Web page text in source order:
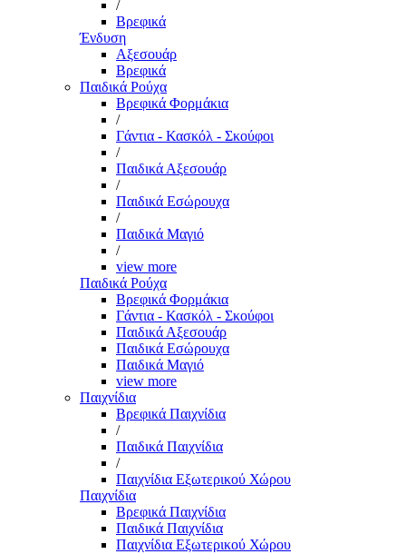
/
Βρεφικά
Ένδυση
Αξεσουάρ
Βρεφικά
Παιδικά Ρούχα
Βρεφικά Φορμάκια
/
Γάντια - Κασκόλ - Σκούφοι
/
Παιδικά Αξεσουάρ
/
Παιδικά Εσώρουχα
/
Παιδικά Μαγιό
/
view more
Παιδικά Ρούχα
Βρεφικά Φορμάκια
Γάντια - Κασκόλ - Σκούφοι
Παιδικά Αξεσουάρ
Παιδικά Εσώρουχα
Παιδικά Μαγιό
view more
Παιχνίδια
Βρεφικά Παιχνίδια
/
Παιδικά Παιχνίδια
/
Παιχνίδια Εξωτερικού Χώρου
Παιχνίδια
Βρεφικά Παιχνίδια
Παιδικά Παιχνίδια
Παιχνίδια Εξωτερικού Χώρου